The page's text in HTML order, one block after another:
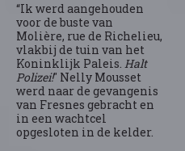
“Ik werd aangehouden
voor de buste van
Molière, rue de Richelieu,
vlakbij de tuin van het
Koninklijk Paleis. Halt
Polizei!" Nelly Mousset
werd naar de gevangenis
van Fresnes gebracht en
in een wachtcel
opgesloten in de kelder.